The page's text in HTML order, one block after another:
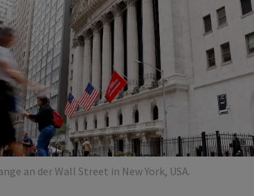
an der Wall Street in New York, USA.